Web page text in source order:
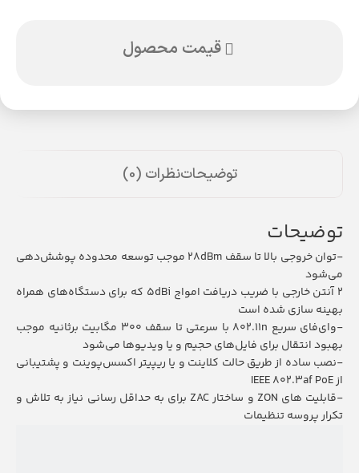
قیمت محصول
توضیحاتنظرات (0)
توضیحات
-توان خروجی بالا تا سقف 28dBm موجب توسعه محدوده پوشش‌دهی
می‌شود
2 آنتن خارجی با ضریب دریافت امواج 5dBi که برای دستگاه‌های همراه
بهینه سازی شده است
-وای‌فای سریع 802.11n با سرعتی تا سقف 300 مگابیت برثانیه موجب
بهبود انتقال برای فایل‌های حجیم و یا ویدیوها می‌شود
-نصب ساده از طریق حالت کلاینت و یا ریپیتر اکسس‌پوینت و پشتیبانی
از IEEE 802.3af PoE
-قابلیت های ZON و ساختار ZAC برای به حداقل رسانی نیاز به تلاش و
تکرار پروسه تنظیمات